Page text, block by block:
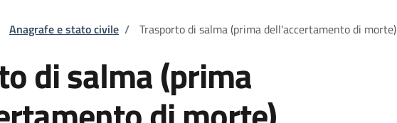
pane
Anagrafe e stato civile / Trasporto di salma (prima dell'accertamento di morte)
di salma (prima